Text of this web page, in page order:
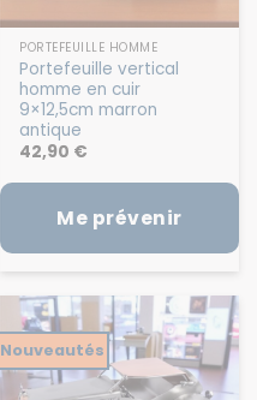
PORTEFEUILLE HOMME
Portefeuille vertical
homme en cuir
9×12,5cm marron
antique
42,90 €
Me prévenir
Nouveautés